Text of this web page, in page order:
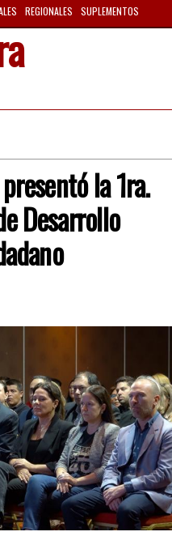
REGIONALES SUPLEMENTOS
la 1ra.
Desarrollo